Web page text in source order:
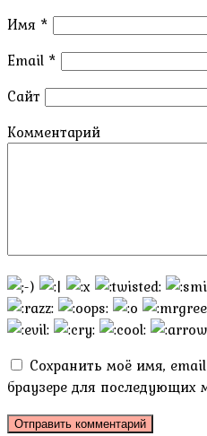
Имя *
Email *
Сайт
Комментарий
Сохранить моё имя,
браузере для последующих